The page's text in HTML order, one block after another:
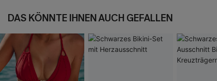
DAS KÖNNTE IHNEN AUCH GEFALLEN